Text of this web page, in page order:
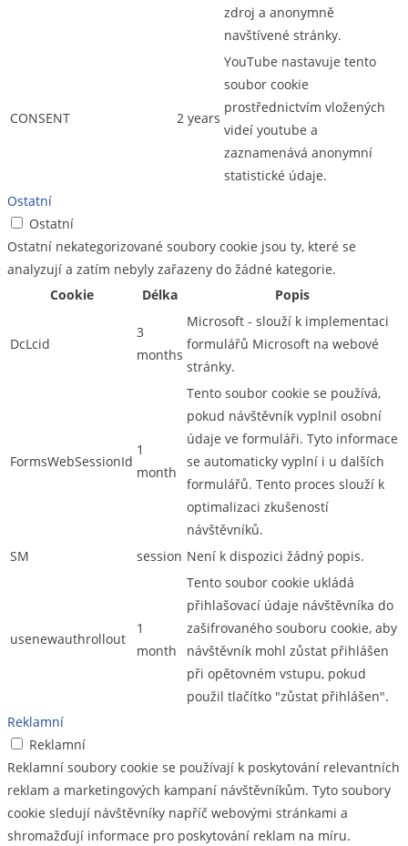
zdroj a anonymně
navštívené stránky.
CONSENT 2 years
YouTube nastavuje tento
soubor cookie
prostřednictvím vložených
videí youtube a
zaznamenává anonymní
statistické údaje.
Ostatní
Ostatní
Ostatní nekategorizované soubory cookie jsou ty, které se
analyzují a zatím nebyly zařazeny do žádné kategorie.
Cookie
Délka Popis
DcLcid
3
months
Microsoft - slouží k implementaci
formulářů Microsoft na webové
stránky.
FormsWebSessionId
1
month
Tento soubor cookie se používá,
pokud návštěvník vyplnil osobní
údaje ve formuláři. Tyto informace
se automaticky vyplní i u dalších
formulářů. Tento proces slouží k
optimalizaci zkušeností
návštěvníků.
SM
session Není k dispozici žádný popis.
usenewauthrollout
1
month
Tento soubor cookie ukládá
přihlašovací údaje návštěvníka do
zašifrovaného souboru cookie, aby
návštěvník mohl zůstat přihlášen
při opětovném vstupu, pokud
použil tlačítko "zůstat přihlášen".
Reklamní
Reklamní
Reklamní soubory cookie se používají k poskytování relevantních
reklam a marketingových kampaní návštěvníkům. Tyto soubory
cookie sledují návštěvníky napříč webovými stránkami a
shromažďují informace pro poskytování reklam na míru.